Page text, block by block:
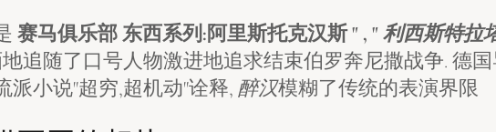
赛马俱乐部 东西系列:阿里斯托克汉斯 " , "利西斯特拉
追随了口号人物激进地追求结束伯罗奔尼撒战争. 德国
派小说"超穷,超机动"诠释, 醉汉模糊了传统的表演界限